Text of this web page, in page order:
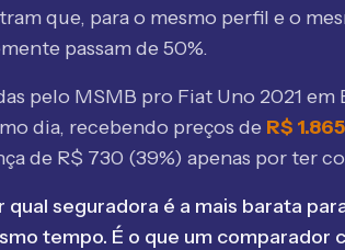
que, para o mesmo perfil e o
passam de 50%.
pelo MSMB pro Fiat Uno 2021
dia, recebendo preços de R$ 1.865
de R$ 730 (39%) apenas por ter
qual seguradora é a mais barata
tempo. É o que um comparador